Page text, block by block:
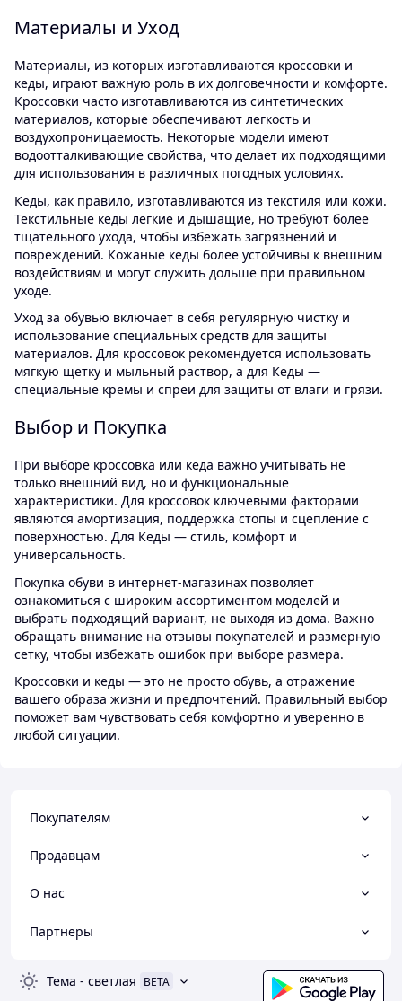
Материалы и Уход
Материалы, из которых изготавливаются кроссовки и
кеды, играют важную роль в их долговечности и комфорте.
Кроссовки часто изготавливаются из синтетических
материалов, которые обеспечивают легкость и
воздухопроницаемость. Некоторые модели имеют
водоотталкивающие свойства, что делает их подходящими
для использования в различных погодных условиях.
Кеды, как правило, изготавливаются из текстиля или кожи.
Текстильные кеды легкие и дышащие, но требуют более
тщательного ухода, чтобы избежать загрязнений и
повреждений. Кожаные кеды более устойчивы к внешним
воздействиям и могут служить дольше при правильном
уходе.
Уход за обувью включает в себя регулярную чистку и
использование специальных средств для защиты
материалов. Для кроссовок рекомендуется использовать
мягкую щетку и мыльный раствор, а для Кеды —
специальные кремы и спреи для защиты от влаги и грязи.
Выбор и Покупка
При выборе кроссовка или кеда важно учитывать не
только внешний вид, но и функциональные
характеристики. Для кроссовок ключевыми факторами
являются амортизация, поддержка стопы и сцепление с
поверхностью. Для Кеды — стиль, комфорт и
универсальность.
Покупка обуви в интернет-магазинах позволяет
ознакомиться с широким ассортиментом моделей и
выбрать подходящий вариант, не выходя из дома. Важно
обращать внимание на отзывы покупателей и размерную
сетку, чтобы избежать ошибок при выборе размера.
Кроссовки и кеды — это не просто обувь, а отражение
вашего образа жизни и предпочтений. Правильный выбор
поможет вам чувствовать себя комфортно и уверенно в
любой ситуации.
Покупателям
Продавцам
О нас
Партнеры
Тема - светлая BETA